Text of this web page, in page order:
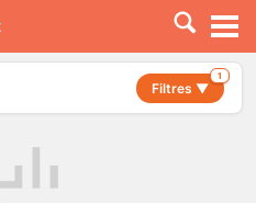
Filtres ▼
1